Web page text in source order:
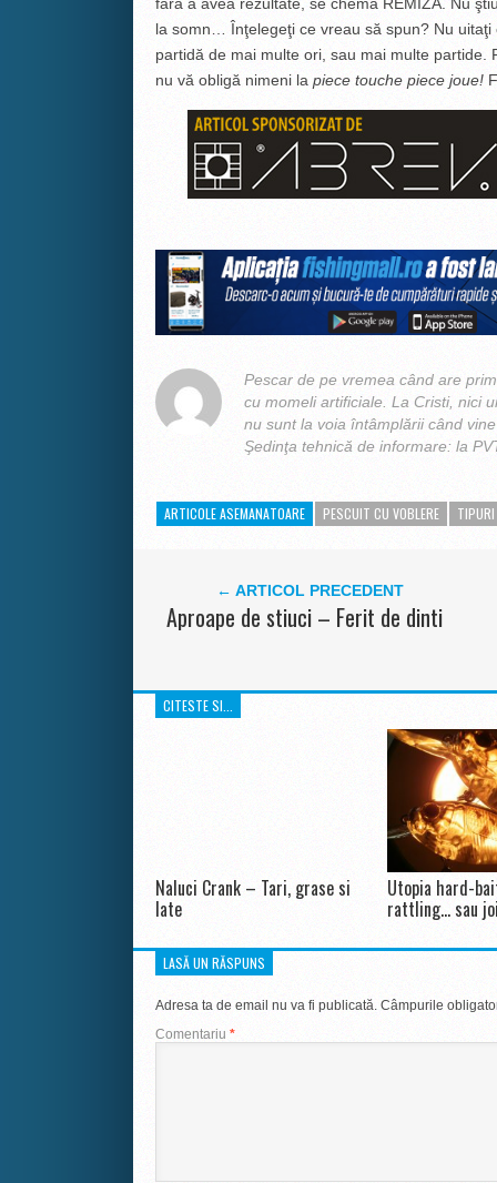
la somn… Înţelegeţi ce vreau să spun? Nu
partidă de mai multe ori, sau mai multe
nu vă obligă nimeni la piece touche piece joue!
Pescar de pe vremea când are
cu momeli artificiale. La Cristi, nici
nu sunt la voia întâmplării când
Şedinţa tehnică de informare: la
ARTICOLE ASEMANATOARE PESCUIT CU VOBLERE TIPURI
← ARTICOL PRECEDENT
Aproape de stiuci – Ferit de dinti
CITESTE SI...
Naluci Crank – Tari, grase si
late
Utopia hard-
rattling… sau
LASĂ UN RĂSPUNS
Adresa ta de email nu va fi publicată. Câmpurile
Comentariu *